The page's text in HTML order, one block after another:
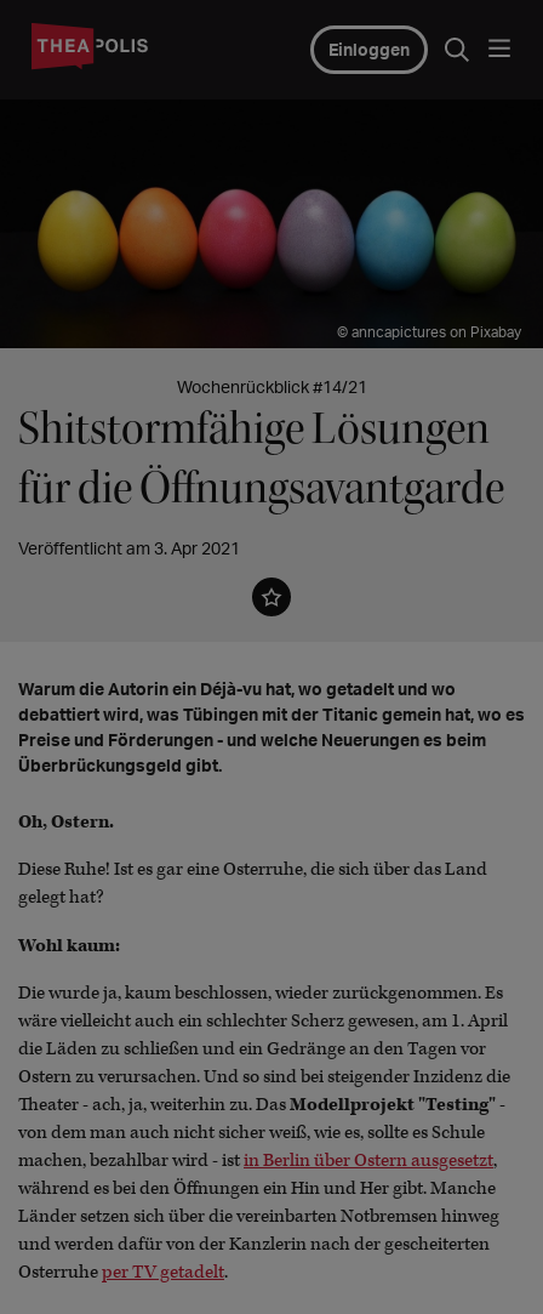
Einloggen
© anncapictures on Pixabay
Wochenrückblick #14/21
Shitstormfähige Lösungen
für die Öffnungsavantgarde
Veröffentlicht am 3. Apr 2021
Warum die Autorin ein Déjà-vu hat, wo getadelt und wo
debattiert wird, was Tübingen mit der Titanic gemein hat, wo es
Preise und Förderungen - und welche Neuerungen es beim
Überbrückungsgeld gibt.
Oh, Ostern.
Diese Ruhe! Ist es gar eine Osterruhe, die sich über das Land
gelegt hat?
Wohl kaum:
Die wurde ja, kaum beschlossen, wieder zurückgenommen. Es
wäre vielleicht auch ein schlechter Scherz gewesen, am 1. April
die Läden zu schließen und ein Gedränge an den Tagen vor
Ostern zu verursachen. Und so sind bei steigender Inzidenz die
Theater - ach, ja, weiterhin zu. DasModellprojekt "Testing"-
von dem man auch nicht sicher weiß, wie es, sollte es Schule
machen, bezahlbar wird - istin Berlin über Ostern ausgesetzt,
während es bei den Öffnungen ein Hin und Her gibt. Manche
Länder setzen sich über die vereinbarten Notbremsen hinweg
und werden dafür von der Kanzlerin nach der gescheiterten
Osterruheper TV getadelt.